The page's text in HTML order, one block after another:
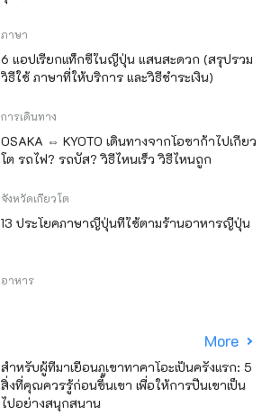
ภาษา
6 แอปเรียกแท็กซี่ในญี่ปุ่น แสนสะดวก (สรุปรวม
วิธีใช้ ภาษาที่ให้บริการ และวิธีชำระเงิน)
การเดินทาง
OSAKA ⇔ KYOTO เดินทางจากโอซาก้าไปเกียว
โต รถไฟ? รถบัส? วิธีไหนเร็ว วิธีไหนถูก
จังหวัดเกียวโต
13 ประโยคภาษาญี่ปุ่นที่ใช้ตามร้านอาหารญี่ปุ่น
อาหาร
More
สำหรับผู้ที่มาเยือนภูเขาทาคาโอะเป็นครั้งแรก: 5
สิ่งที่คุณควรรู้ก่อนขึ้นเขา เพื่อให้การปีนเขาเป็น
ไปอย่างสนุกสนาน